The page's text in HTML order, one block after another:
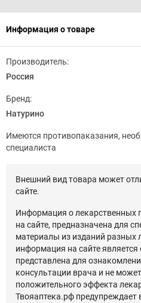
Информация о товаре
Производитель:
Россия
Бренд:
Натурино
Имеются противопаказания,
специалиста
Внешний вид товара может
сайте.
Информация о лекарственных
на сайте, предназначена для
материалы из изданий разных
информация на сайте
представлена для
консультации врача и не
положительного эффекта
Твояаптека.рф